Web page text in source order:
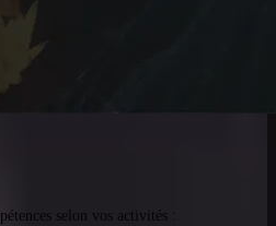
selon vos activités :